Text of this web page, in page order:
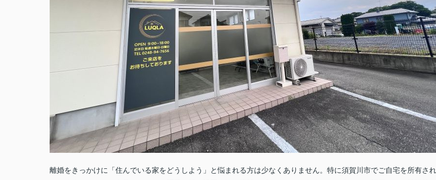
離婚をきっかけに「住んでいる家をどうしよう」と悩まれる方は少なくありません。特に須賀川市でご自宅を所有され